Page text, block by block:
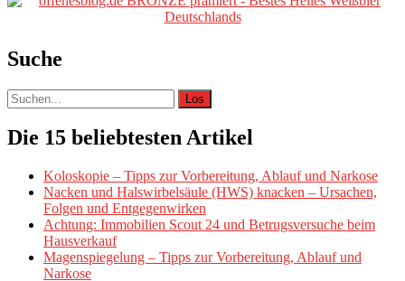
Suche
Suche
nach:
Die 15 beliebtesten Artikel
Koloskopie – Tipps zur Vorbereitung, Ablauf und Narkose
Nacken und Halswirbelsäule (HWS) knacken – Ursachen,
Folgen und Entgegenwirken
Achtung: Immobilien Scout 24 und Betrugsversuche beim
Hausverkauf
Magenspiegelung – Tipps zur Vorbereitung, Ablauf und
Narkose